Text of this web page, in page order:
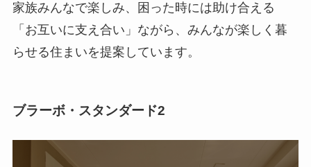
家族みんなで楽しみ、困った時には助け合える
「お互いに支え合い」ながら、みんなが楽しく暮
らせる住まいを提案しています。
ブラーボ・スタンダード2